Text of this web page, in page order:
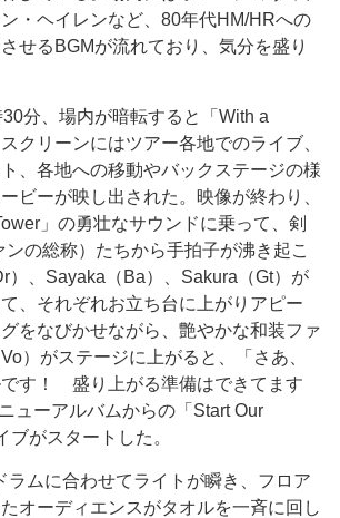
・ヘイレンなど、80年代HM/HRへの
せるBGMが流れており、気分を盛り
分、場内が暗転すると「With a
クリーンにはツアー各地でのライブ、
、各地への移動やバックステージの様
ビーが映し出された。映像が終わり、
」の勇壮なサウンドに乗って、剣
の総称）たちから手拍子が沸き起こ
）、Sayaka（Ba）、Sakura（Gt）が
、それぞれお立ち台に上がりアピー
をなびかせながら、艶やかな和装ファ
）がステージに上がると、「さあ、
す！ 盛り上がる準備はできてます
ューアルバムからの「Start Our
ブがスタートした。
ムに合わせてライトが瞬き、フロア
オーディエンスがタオルを一斉に回し